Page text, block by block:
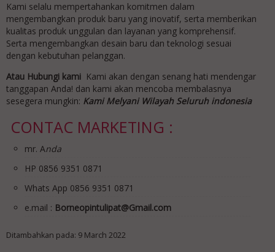
Kami selalu mempertahankan komitmen dalam
mengembangkan produk baru yang inovatif, serta memberikan
kualitas produk unggulan dan layanan yang komprehensif.
Serta mengembangkan desain baru dan teknologi sesuai
dengan kebutuhan pelanggan.
Atau Hubungi kami Kami akan dengan senang hati mendengar
tanggapan Anda! dan kami akan mencoba membalasnya
sesegera mungkin: Kami Melyani Wilayah Seluruh indonesia
CONTAC MARKETING :
mr. Anda
HP 0856 9351 0871
Whats App 0856 9351 0871
e.mail : Borneopintulipat@Gmail.com
Ditambahkan pada: 9 March 2022